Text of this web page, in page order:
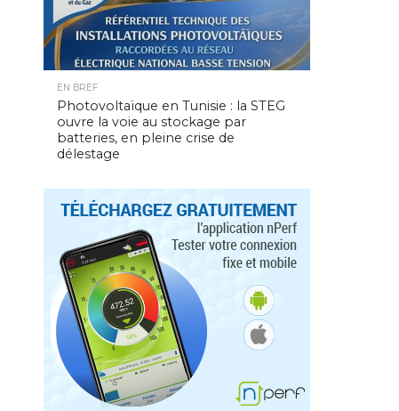
EN BREF
Photovoltaïque en Tunisie : la STEG
ouvre la voie au stockage par
batteries, en pleine crise de
délestage